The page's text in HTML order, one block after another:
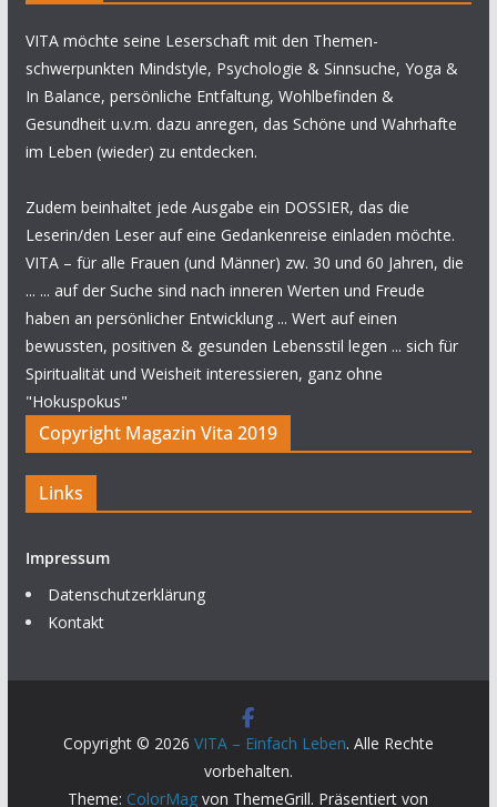
VITA möchte seine Leserschaft mit den Themen-
schwerpunkten Mindstyle, Psychologie & Sinnsuche, Yoga &
In Balance, persönliche Entfaltung, Wohlbefinden &
Gesundheit u.v.m. dazu anregen, das Schöne und Wahrhafte
im Leben (wieder) zu entdecken.
Zudem beinhaltet jede Ausgabe ein DOSSIER, das die
Leserin/den Leser auf eine Gedankenreise einladen möchte.
VITA – für alle Frauen (und Männer) zw. 30 und 60 Jahren, die
... ... auf der Suche sind nach inneren Werten und Freude
haben an persönlicher Entwicklung ... Wert auf einen
bewussten, positiven & gesunden Lebensstil legen ... sich für
Spiritualität und Weisheit interessieren, ganz ohne
"Hokuspokus"
Copyright Magazin Vita 2019
Links
Impressum
Datenschutzerklärung
Kontakt
Copyright © 2026 VITA – Einfach Leben. Alle Rechte
vorbehalten.
Theme: ColorMag von ThemeGrill. Präsentiert von